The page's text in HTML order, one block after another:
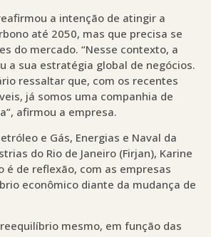
a intenção de atingir a
até 2050, mas que precisa se
do mercado. “Nesse contexto, a
a sua estratégia global de negócios.
ressaltar que, com os recentes
já somos uma companhia de
afirmou a empresa.
e Gás, Energias e Naval da
do Rio de Janeiro (Firjan), Karine
é de reflexão, com as empresas
econômico diante da mudança de
mesmo, em função das